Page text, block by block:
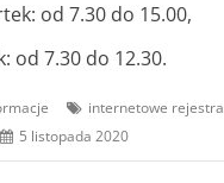
od 7.30 do 15.00,
od 7.30 do 12.30.
internetowe
5 listopada 2020